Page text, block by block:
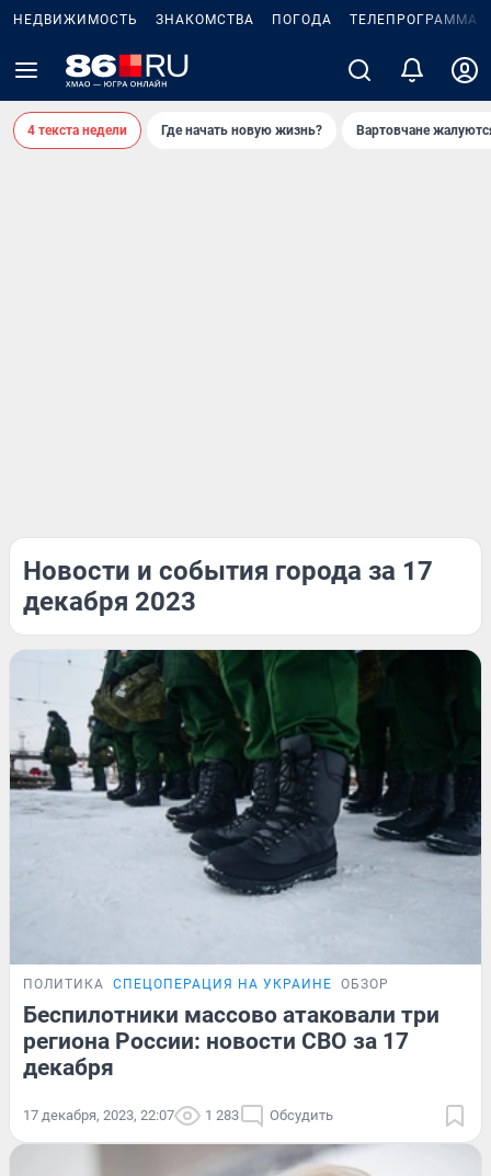
НЕДВИЖИМОСТЬ ЗНАКОМСТВА ПОГОДА ТЕЛЕПРОГРАММА
4 текста недели Где начать новую жизнь? Вартовчане
Новости и события города за 17
декабря 2023
ПОЛИТИКА СПЕЦОПЕРАЦИЯ НА УКРАИНЕ ОБЗОР
Беспилотники массово атаковали три
региона России: новости СВО за 17
декабря
17 декабря, 2023, 22:07 1 283 Обсудить